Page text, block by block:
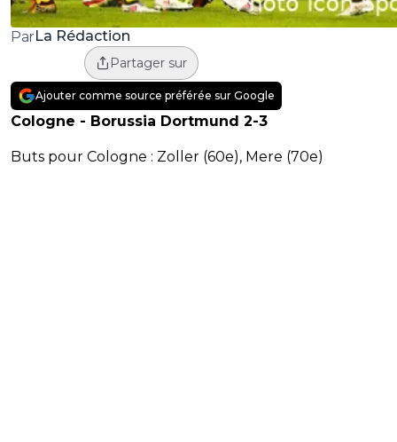
Par La Rédaction
Partager sur
Ajouter comme source préférée sur Google
Cologne - Borussia Dortmund 2-3
Buts pour Cologne : Zoller (60e), Mere (70e)